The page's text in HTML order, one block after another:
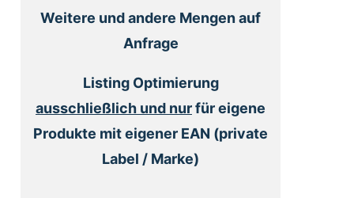
Weitere und andere Mengen auf
Anfrage
Listing Optimierung
ausschließlich und nurfür eigene
Produkte mit eigener EAN (private
Label / Marke)